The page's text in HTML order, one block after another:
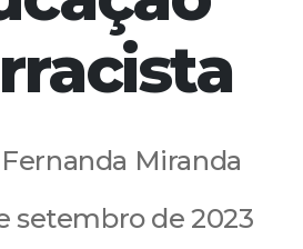
Fernanda Miranda
setembro de 2023